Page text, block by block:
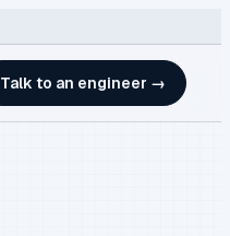
Talk to an engineer →